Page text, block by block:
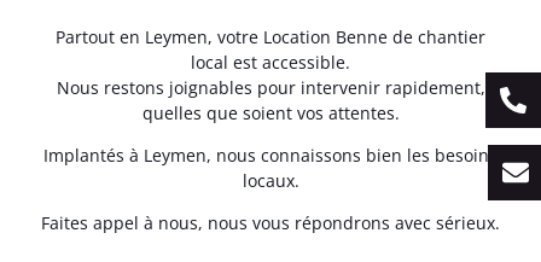
Partout en Leymen, votre Location Benne de chantier
local est accessible.
Nous restons joignables pour intervenir rapidement,
quelles que soient vos attentes.
Implantés à Leymen, nous connaissons bien les besoins
locaux.
Faites appel à nous, nous vous répondrons avec sérieux.